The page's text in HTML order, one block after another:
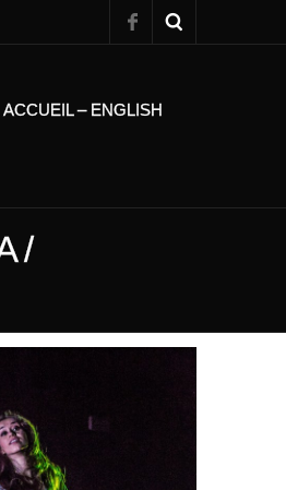
ACCUEIL – ENGLISH
/